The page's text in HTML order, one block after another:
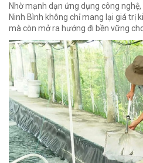
Nhờ mạnh dạn ứng dụng công
Ninh Bình không chỉ mang lại giá trị
mà còn mở ra hướng đi bền vững